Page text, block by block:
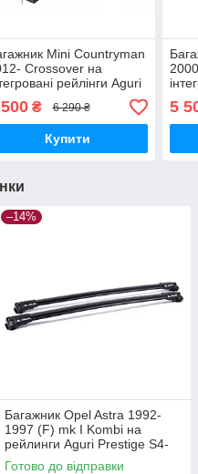
Mini Countryman
Crossover на
рейлінги Aguri
₴ 6 290 ₴
Купити
5
–14%
Багажник Opel Astra 1992-
1997 (F) mk I Kombi на
рейлинги Aguri Prestige S4-
1500B
Готово до відправки